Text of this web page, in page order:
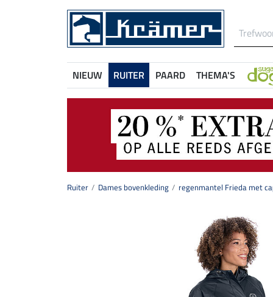
NIEUW RUITER PAARD THEMA'S
Ruiter Dames bovenkleding regenmantel Frieda met